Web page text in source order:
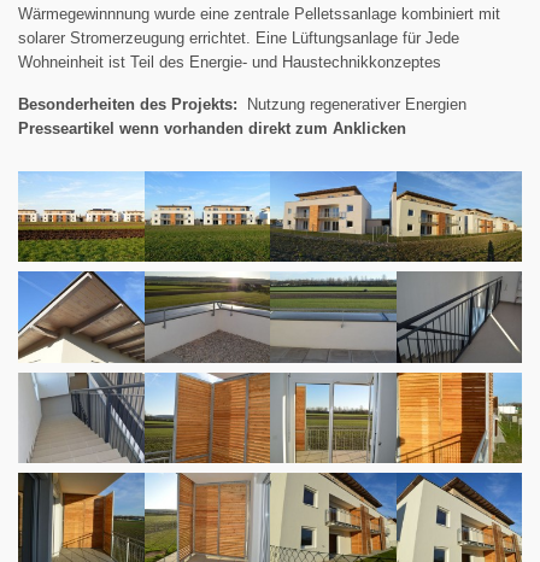
Wärmegewinnnung wurde eine zentrale Pelletssanlage kombiniert mit
solarer Stromerzeugung errichtet. Eine Lüftungsanlage für Jede
Wohneinheit ist Teil des Energie- und Haustechnikkonzeptes
Besonderheiten des Projekts:
Nutzung regenerativer Energien
Presseartikel wenn vorhanden direkt zum Anklicken